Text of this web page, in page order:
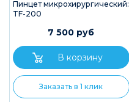
Пинцет микрохирургический:
TF-200
7 500 руб
Заказать в 1 клик